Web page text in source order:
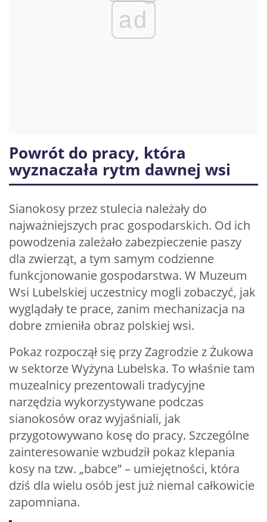
ad
Powrót do pracy, która
wyznaczała rytm dawnej wsi
Sianokosy przez stulecia należały do
najważniejszych prac gospodarskich. Od ich
powodzenia zależało zabezpieczenie paszy
dla zwierząt, a tym samym codzienne
funkcjonowanie gospodarstwa. W Muzeum
Wsi Lubelskiej uczestnicy mogli zobaczyć, jak
wyglądały te prace, zanim mechanizacja na
dobre zmieniła obraz polskiej wsi.
Pokaz rozpoczął się przy Zagrodzie z Żukowa
w sektorze Wyżyna Lubelska. To właśnie tam
muzealnicy prezentowali tradycyjne
narzędzia wykorzystywane podczas
sianokosów oraz wyjaśniali, jak
przygotowywano kosę do pracy. Szczególne
zainteresowanie wzbudził pokaz klepania
kosy na tzw. „babce” – umiejętności, która
dziś dla wielu osób jest już niemal całkowicie
zapomniana.